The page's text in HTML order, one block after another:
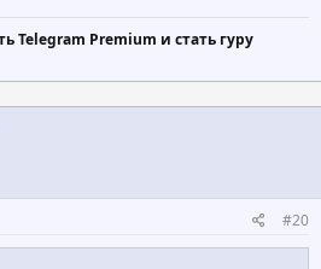
Telegram Premium и стать гуру
#20